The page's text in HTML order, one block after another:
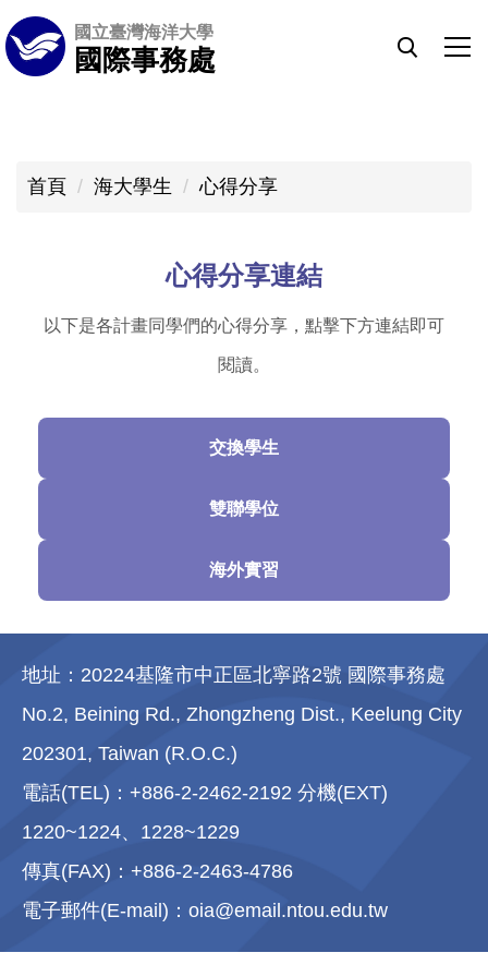
跳
到
主
國立臺灣海洋大學
國際事務處
首頁 海大學生 心得分享
心得分享連結
以下是各計畫同學們的心得分享，點擊下方連結即可
閱讀。
交換學生
雙聯學位
海外實習
地址：20224基隆市中正區北寧路2號 國際事務處
No.2, Beining Rd., Zhongzheng Dist., Keelung City
202301, Taiwan (R.O.C.)
電話(TEL)：+886-2-2462-2192 分機(EXT)
1220~1224、1228~1229
傳真(FAX)：+886-2-2463-4786
電子郵件(E-mail)：oia@email.ntou.edu.tw